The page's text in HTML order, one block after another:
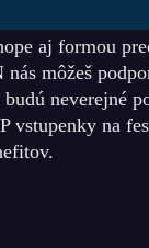
aj formou
nás môžeš
neverejné
vstupenky na